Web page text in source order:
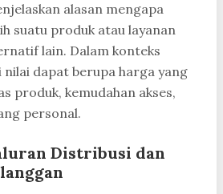
alasan mengapa
suatu produk atau layanan
lain. Dalam konteks
dapat berupa harga yang
produk, kemudahan akses,
personal.
Distribusi dan